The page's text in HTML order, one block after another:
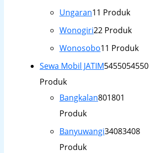
Ungaran11 Produk
Wonogiri22 Produk
Wonosobo11 Produk
Sewa Mobil JATIM5455054550
Produk
Bangkalan801801
Produk
Banyuwangi34083408
Produk